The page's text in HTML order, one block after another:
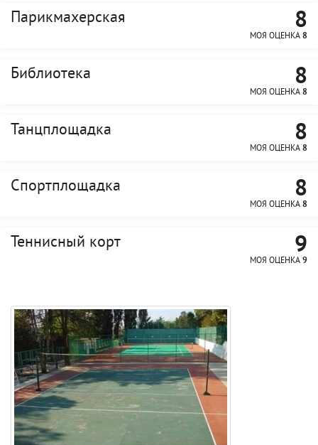
Парикмахерская 8
МОЯ ОЦЕНКА 8
Библиотека 8
МОЯ ОЦЕНКА 8
Танцплощадка 8
МОЯ ОЦЕНКА 8
Спортплощадка 8
МОЯ ОЦЕНКА 8
Теннисный корт 9
МОЯ ОЦЕНКА 9